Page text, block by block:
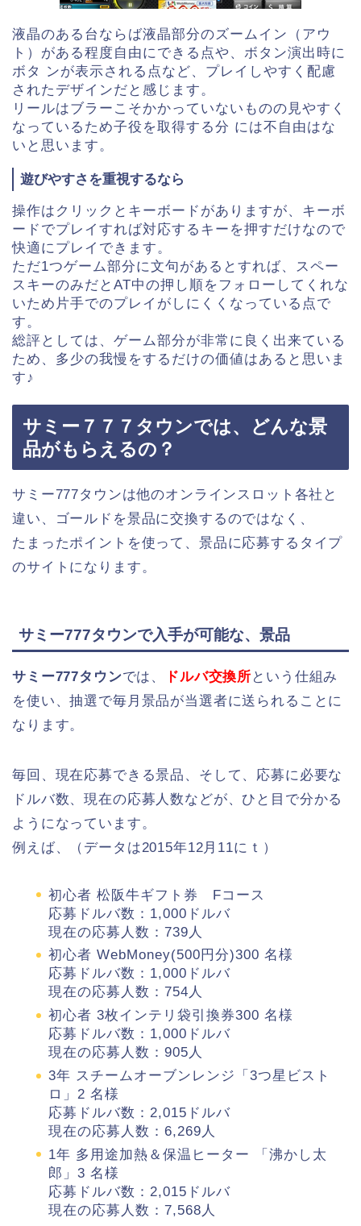
液晶のある台ならば液晶部分のズームイン（アウ
ト）がある程度自由にできる点や、ボタン演出時に
ボタ ンが表示される点など、プレイしやすく配慮
されたデザインだと感じます。
リールはブラーこそかかっていないものの見やすく
なっているため子役を取得する分 には不自由はな
いと思います。
遊びやすさを重視するなら
操作はクリックとキーボードがありますが、キーボ
ードでプレイすれば対応するキーを押すだけなので
快適にプレイできます。
ただ1つゲーム部分に文句があるとすれば、スペー
スキーのみだとAT中の押し順をフォローしてくれな
いため片手でのプレイがしにくくなっている点で
す。
総評としては、ゲーム部分が非常に良く出来ている
ため、多少の我慢をするだけの価値はあると思いま
す♪
サミー７７７タウンでは、どんな景
品がもらえるの？
サミー777タウンは他のオンラインスロット各社と
違い、ゴールドを景品に交換するのではなく、
たまったポイントを使って、景品に応募するタイプ
のサイトになります。
サミー777タウンで入手が可能な、景品
サミー777タウンでは、 ドルバ交換所 という仕組み
を使い、抽選で毎月景品が当選者に送られることに
なります。
毎回、現在応募できる景品、そして、応募に必要な
ドルバ数、現在の応募人数などが、ひと目で分かる
ようになっています。
例えば、（データは2015年12月11にｔ）
初心者 松阪牛ギフト券 Fコース
応募ドルバ数：1,000ドルバ
現在の応募人数：739人
初心者 WebMoney(500円分)300 名様
応募ドルバ数：1,000ドルバ
現在の応募人数：754人
初心者 3枚インテリ袋引換券300 名様
応募ドルバ数：1,000ドルバ
現在の応募人数：905人
3年 スチームオーブンレンジ「3つ星ビスト
ロ」2 名様
応募ドルバ数：2,015ドルバ
現在の応募人数：6,269人
1年 多用途加熱＆保温ヒーター 「沸かし太
郎」3 名様
応募ドルバ数：2,015ドルバ
現在の応募人数：7,568人